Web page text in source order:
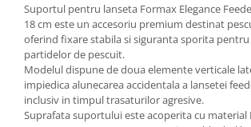
Suportul pentru lanseta Formax Elegance
18 cm este un accesoriu premium destinat
oferind fixare stabila si siguranta sporita
partidelor de pescuit.
Modelul dispune de doua elemente verticale
impiedica alunecarea accidentala a lansetei
inclusiv in timpul trasaturilor agresive.
Suprafata suportului este acoperita cu material